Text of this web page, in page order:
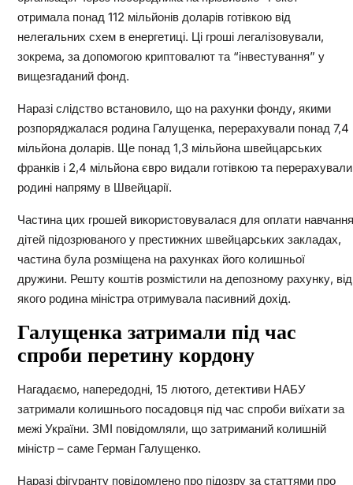
отримала понад 112 мільйонів доларів готівкою від
нелегальних схем в енергетиці. Ці гроші легалізовували,
зокрема, за допомогою криптовалют та “інвестування” у
вищезгаданий фонд.
Наразі слідство встановило, що на рахунки фонду, якими
розпоряджалася родина Галущенка, перерахували понад 7,4
мільйона доларів. Ще понад 1,3 мільйона швейцарських
франків і 2,4 мільйона євро видали готівкою та перерахували
родині напряму в Швейцарії.
Частина цих грошей використовувалася для оплати навчання
дітей підозрюваного у престижних швейцарських закладах,
частина була розміщена на рахунках його колишньої
дружини. Решту коштів розмістили на депозному рахунку, від
якого родина міністра отримувала пасивний дохід.
Галущенка затримали під час
спроби перетину кордону
Нагадаємо, напередодні, 15 лютого, детективи НАБУ
затримали колишнього посадовця під час спроби виїхати за
межі України. ЗМІ повідомляли, що затриманий колишній
міністр – саме Герман Галущенко.
Наразі фігуранту повідомлено про підозру за статтями про